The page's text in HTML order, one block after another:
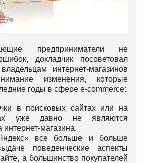
предприниматели не
докладчик посоветовал
интернет-магазинов
изменения, которые
годы в сфере e-commerce:
в поисковых сайтах или на
уже давно не являются
интернет-магазина.
все больше и больше
поведенческие аспекты
а большинство покупателей